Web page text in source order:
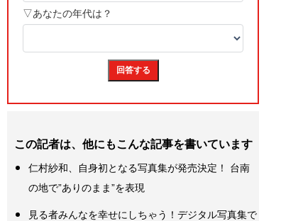
この記者は、他にもこんな記事を書いています
仁村紗和、自身初となる写真集が発売決定！ 台南
の地で”ありのまま”を表現
見る者みんなを幸せにしちゃう！デジタル写真集で